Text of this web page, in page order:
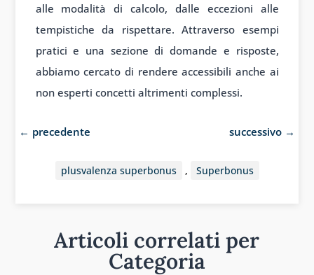
alle modalità di calcolo, dalle eccezioni alle
tempistiche da rispettare. Attraverso esempi
pratici e una sezione di domande e risposte,
abbiamo cercato di rendere accessibili anche ai
non esperti concetti altrimenti complessi.
← precedente successivo →
plusvalenza superbonus , Superbonus
Articoli correlati per
Categoria